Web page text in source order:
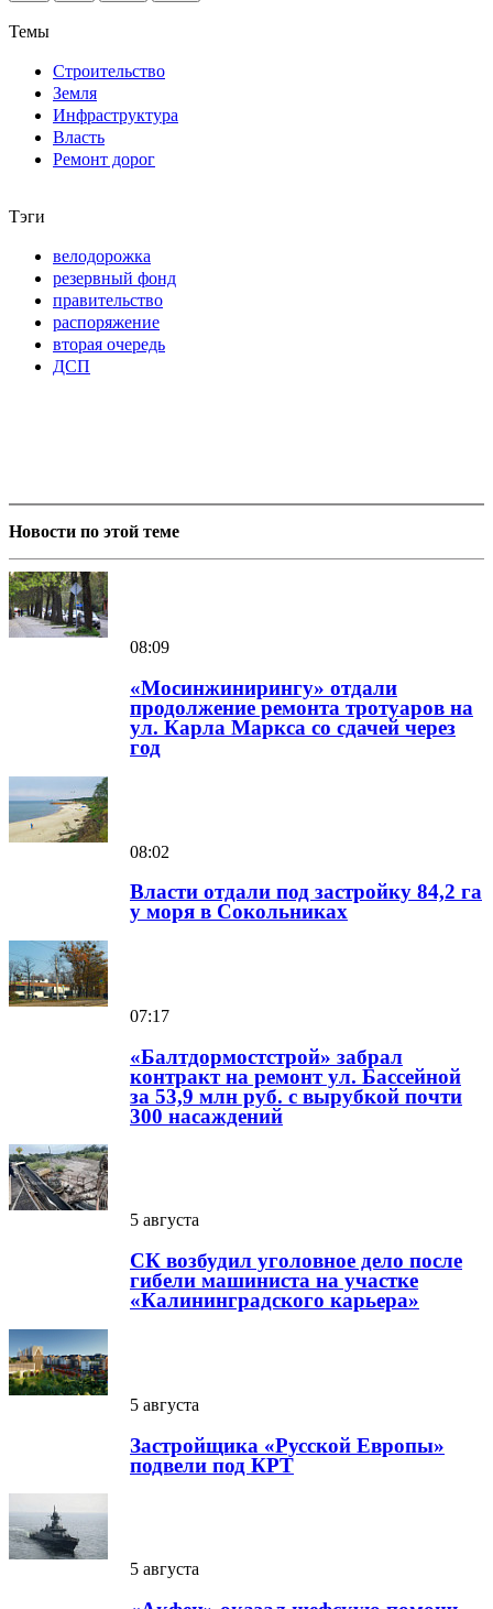
Темы
Строительство
Земля
Инфраструктура
Власть
Ремонт дорог
Тэги
велодорожка
резервный фонд
правительство
распоряжение
вторая очередь
ДСП
Новости по этой теме
08:09
«Мосинжинирингу» отдали
продолжение ремонта тротуаров на
ул. Карла Маркса со сдачей через
год
08:02
Власти отдали под застройку 84,2 га
у моря в Сокольниках
07:17
«Балтдормостстрой» забрал
контракт на ремонт ул. Бассейной
за 53,9 млн руб. с вырубкой почти
300 насаждений
5 августа
СК возбудил уголовное дело после
гибели машиниста на участке
«Калининградского карьера»
5 августа
Застройщика «Русской Европы»
подвели под КРТ
5 августа